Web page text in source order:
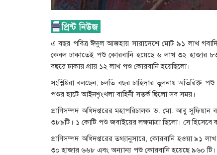
এ বছর পবিত্র ঈদুল আজহায় সারাদেশে মোট ৯১ লাখ
কেবল ঢাকাতেই পশু কোরবানি হয়েছে ৬ লাখ ৩২ হাজার
বছরে ঢাকায় প্রায় ১২ লাখ পশু কোরবানি হয়েছিলো।
সংশ্লিষ্টরা বলছেন, চলতি বছর চাহিদার তুলনায় অতিরিক্ত পশু
পশুর হাটে আইনশৃংখলা বাহিনী সতর্ক ছিলো সব সময়।
প্রাণিসম্পদ অধিদপ্তরের মহাপরিচালক ড. মো. আবু
৩৮৯টি। ১ কোটি পশু জবাইয়ের লক্ষমাত্রা ছিলো। সে হিসেবে
প্রাণিসম্পদ অধিদপ্তরের তথ্যানুসারে, কোরবানি হওয়া
৩০ হাজার ৬৬৮ এবং অন্যান্য পশু কোরবানি হয়েছে ৯৬০ টি।